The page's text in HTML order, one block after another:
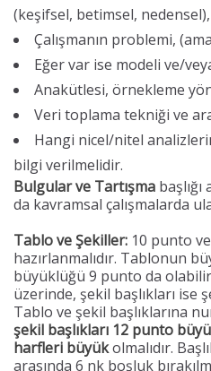
(keşifsel, betimsel, nedensel),
Çalışmanın problemi,
Eğer var ise modeli ve/
Anakütlesi, örnekleme
Veri toplama tekniği ve
Hangi nicel/nitel
bilgi verilmelidir.
Bulgular ve Tartışma
da kavramsal çalışmalarda
Tablo ve Şekiller: 10 punto ve
hazırlanmalıdır. Tablonun
büyüklüğü 9 punto da
üzerinde, şekil başlıkları ise
Tablo ve şekil başlıklarına
şekil başlıkları 12 punto
harfleri büyükolmalıdır.
arasında 6 nk boşluk